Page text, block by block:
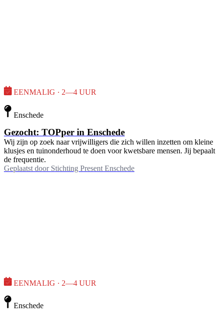
EENMALIG · 2—4 UUR
Enschede
Gezocht: TOPper in Enschede
Wij zijn op zoek naar vrijwilligers die zich willen inzetten om kleine
klusjes en tuinonderhoud te doen voor kwetsbare mensen. Jij bepaalt
de frequentie.
Geplaatst door Stichting Present Enschede
EENMALIG · 2—4 UUR
Enschede